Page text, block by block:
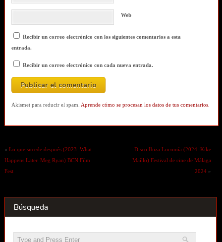
Web
Recibir un correo electrónico con los siguientes comentarios a esta
entrada.
Recibir un correo electrónico con cada nueva entrada.
Akismet para reducir el spam. Aprende cómo se procesan los datos de tus comentarios.
« Lo que sucede después (2023. What
Happens Later. Meg Ryan) BCN Film
Fest
Disco Ibiza Locomía (2024. Kike
Maíllo) Festival de cine de Málaga
2024 »
Búsqueda